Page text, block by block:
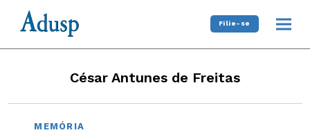
Filie-se
César Antunes de Freitas
MEMÓRIA